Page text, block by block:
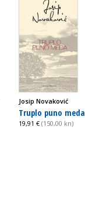
Josip Novaković
Truplo puno meda
19,91 € (150,00 kn)